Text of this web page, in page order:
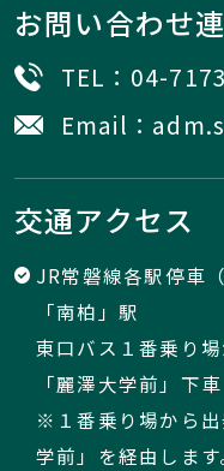
お問い合わせ
TEL： 04-
Email：
交通アクセス
JR常磐線各駅停車
「南柏」駅
東口バス１番乗り
「麗澤大学前」下車
※１番乗り場から
学前」を経由します